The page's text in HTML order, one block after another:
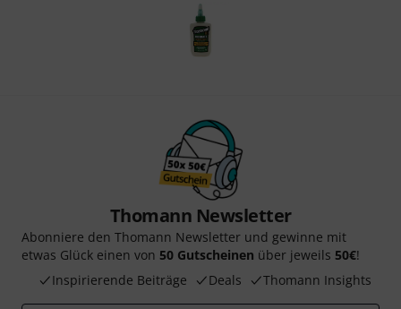
Thomann Newsletter
Abonniere den Thomann Newsletter und gewinne mit
etwas Glück einen von 50 Gutscheinen über jeweils 50€!
Inspirierende Beiträge
Deals Thomann Insights